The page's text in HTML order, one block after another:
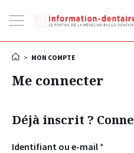
la
> MON COMPTE
Me connecter
Déjà inscrit ?
Identifiant ou e-mail *